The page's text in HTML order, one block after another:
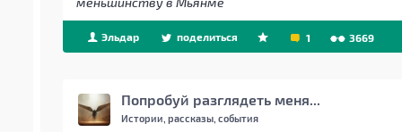
Эльдар поделиться 1 3669
Попробуй разглядеть меня...
Истории, рассказы, события